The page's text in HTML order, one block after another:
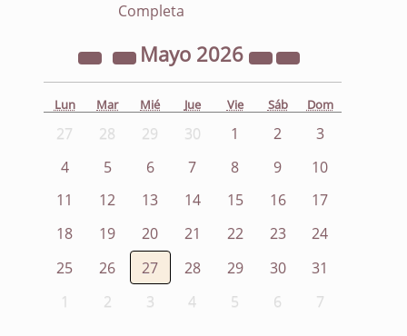
Completa
Mayo 2026
Lun Mar Mié Jue Vie Sáb Dom
27 28 29 30 1 2
3
4
5 6 7 8 9
10
11
12 13 14 15 16
17
18
19 20 21 22 23
24
25
26 27 28 29 30
31
1
2 3 4 5 6 7